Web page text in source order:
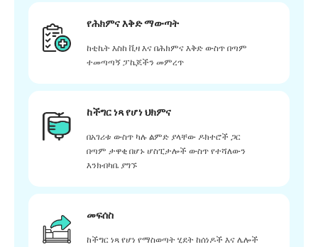
የሕክምና እቅድ ማውጣት
ከቲኬት እስከ ቪዛ እና በሕክምና እቅድ ውስጥ በጣም
ተመጣጣኝ ፓኬጆችን መምረጥ
ከችግር ነጻ የሆነ ህክምና
በአገሪቱ ውስጥ ካሉ ልምድ ያላቸው ዶክተሮች ጋር
በጣም ታዋቂ በሆኑ ሆስፒታሎች ውስጥ የተሻለውን
እንክብካቤ ያግኙ
መፍሰስ
ከችግር ነጻ የሆነ የማስወጣት ሂደት ከሰነዶች እና ሌሎች